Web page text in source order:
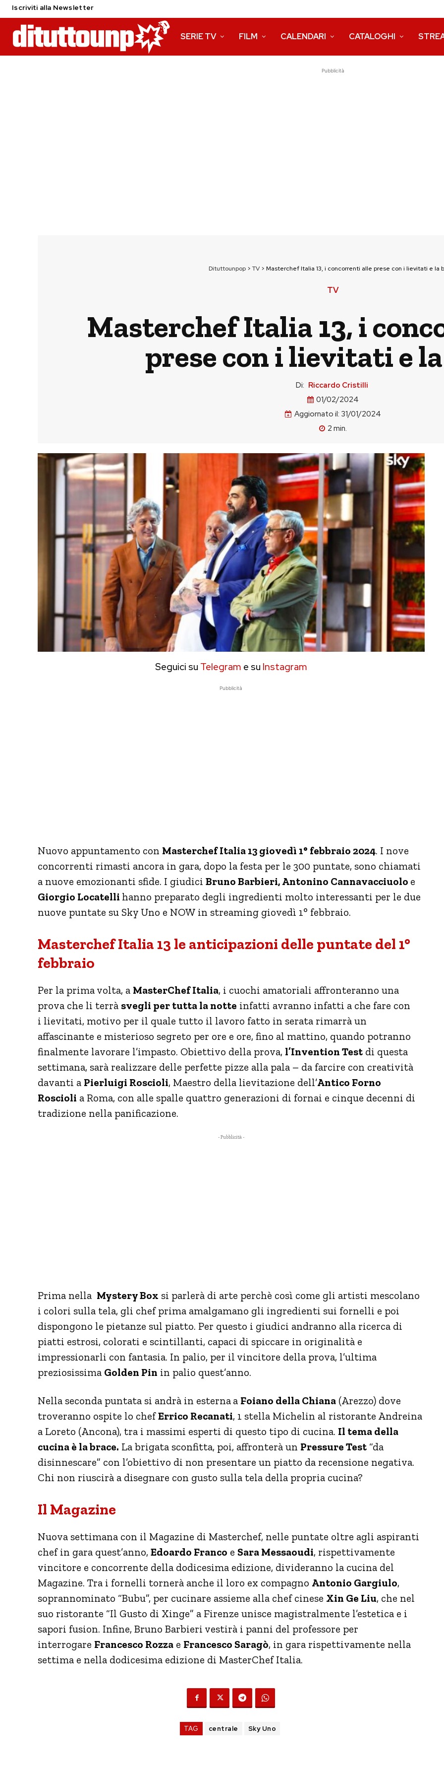
Iscriviti alla Newsletter
SERIE TV FILM CALENDARI CATALOGHI
Pubblicità
Dituttounpop> TV> Masterchef Italia 13, i concorrenti alle prese con i lievitati e la
TV
Masterchef Italia 13, i
prese con i lievitati e
Di: Riccardo Cristilli
01/02/2024
Aggiornato il: 31/01/2024
2 min.
Seguici su Telegram e su Instagram
Pubblicità
Nuovo appuntamento con Masterchef Italia 13 giovedì 1° febbraio 2024. I nove
concorrenti rimasti ancora in gara, dopo la festa per le 300 puntate, sono chiamati
a nuove emozionanti sfide. I giudici Bruno Barbieri, Antonino Cannavacciuolo e
Giorgio Locatelli hanno preparato degli ingredienti molto interessanti per le due
nuove puntate su Sky Uno e NOW in streaming giovedì 1° febbraio.
Masterchef Italia 13 le anticipazioni delle puntate del 1°
febbraio
Per la prima volta, a MasterChef Italia, i cuochi amatoriali affronteranno una
prova che li terrà svegli per tutta la notte infatti avranno infatti a che fare con
i lievitati, motivo per il quale tutto il lavoro fatto in serata rimarrà un
affascinante e misterioso segreto per ore e ore, fino al mattino, quando potranno
finalmente lavorare l’impasto. Obiettivo della prova, l’Invention Test di questa
settimana, sarà realizzare delle perfette pizze alla pala – da farcire con creatività
davanti a Pierluigi Roscioli, Maestro della lievitazione dell’Antico Forno
Roscioli a Roma, con alle spalle quattro generazioni di fornai e cinque decenni di
tradizione nella panificazione.
- Pubblicità -
Prima nella Mystery Box si parlerà di arte perchè così come gli artisti mescolano
i colori sulla tela, gli chef prima amalgamano gli ingredienti sui fornelli e poi
dispongono le pietanze sul piatto. Per questo i giudici andranno alla ricerca di
piatti estrosi, colorati e scintillanti, capaci di spiccare in originalità e
impressionarli con fantasia. In palio, per il vincitore della prova, l’ultima
preziosissima Golden Pin in palio quest’anno.
Nella seconda puntata si andrà in esterna a Foiano della Chiana (Arezzo) dove
troveranno ospite lo chefErrico Recanati, 1 stella Michelin al ristorante Andreina
a Loreto (Ancona), tra i massimi esperti di questo tipo di cucina. Il tema della
cucina è la brace. La brigata sconfitta, poi, affronterà un Pressure Test “da
disinnescare” con l’obiettivo di non presentare un piatto da recensione negativa.
Chi non riuscirà a disegnare con gusto sulla tela della propria cucina?
Il Magazine
Nuova settimana con il Magazine di Masterchef, nelle puntate oltre agli aspiranti
chef in gara quest’anno, Edoardo Franco e Sara Messaoudi, rispettivamente
vincitore e concorrente della dodicesima edizione, divideranno la cucina del
Magazine. Tra i fornelli tornerà anche il loro ex compagno Antonio Gargiulo,
soprannominato “Bubu”, per cucinare assieme alla chef cinese Xin Ge Liu, che nel
suo ristorante “Il Gusto di Xinge” a Firenze unisce magistralmente l’estetica e i
sapori fusion. Infine, Bruno Barbieri vestirà i panni del professore per
interrogare Francesco Rozza e Francesco Saragò, in gara rispettivamente nella
settima e nella dodicesima edizione di MasterChef Italia.
TAG centrale Sky Uno